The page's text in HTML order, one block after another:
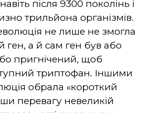
після 9300 поколінь і
трильйона організмів.
не лише не змогла
ген, а й сам ген був або
пригнічений, щоб
триптофан. Іншими
обрала «короткий
перевагу невеликій